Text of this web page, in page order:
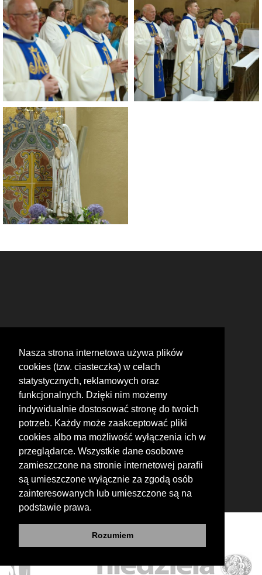
Nasza strona internetowa używa plików
cookies (tzw. ciasteczka) w celach
statystycznych, reklamowych oraz
funkcjonalnych. Dzięki nim możemy
indywidualnie dostosować stronę do twoich
potrzeb. Każdy może zaakceptować pliki
cookies albo ma możliwość wyłączenia ich w
przeglądarce. Wszystkie dane osobowe
zamieszczone na stronie internetowej parafii
są umieszczone wyłącznie za zgodą osób
zainteresowanych lub umieszczone są na
podstawie prawa.
Rozumiem
Parafia pod wezwaniem św. Stanisława BM
Osobnica 100
38-241 Osobnica
tel: 13 442 72 50